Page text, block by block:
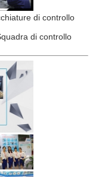
di controllo
di controllo